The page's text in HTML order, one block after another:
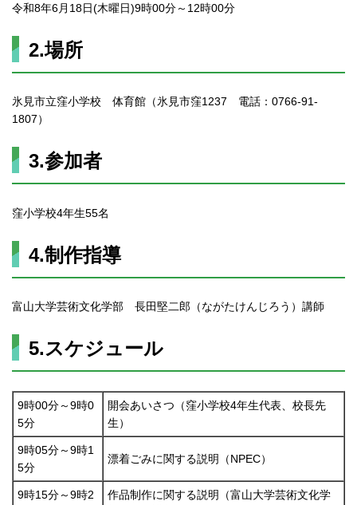
令和8年6月18日(木曜日)9時00分～12時00分
2.場所
氷見市立窪小学校 体育館（氷見市窪1237 電話：0766-91-
1807）
3.参加者
窪小学校4年生55名
4.制作指導
富山大学芸術文化学部 長田堅二郎（ながたけんじろう）講師
5.スケジュール
9時00分～9時0
5分
開会あいさつ（窪小学校4年生代表、校長先
生）
9時05分～9時1
5分
漂着ごみに関する説明（NPEC）
9時15分～9時2
作品制作に関する説明（富山大学芸術文化学